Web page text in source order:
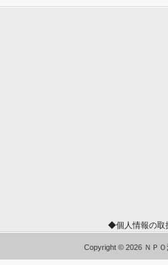
◆個人情報の
Copyright © 2026 ＮＰ